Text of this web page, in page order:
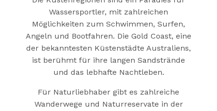
Wassersportler, mit zahlreichen
Möglichkeiten zum Schwimmen, Surfen,
Angeln und Bootfahren. Die Gold Coast, eine
der bekanntesten Küstenstädte Australiens,
ist berühmt für ihre langen Sandstrände
und das lebhafte Nachtleben.
Für Naturliebhaber gibt es zahlreiche
Wanderwege und Naturreservate in der